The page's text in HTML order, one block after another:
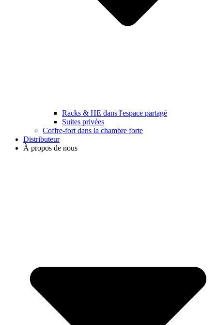
Racks & HE dans l'espace partagé
Suites privées
Coffre-fort dans la chambre forte
Distributeur
À propos de nous